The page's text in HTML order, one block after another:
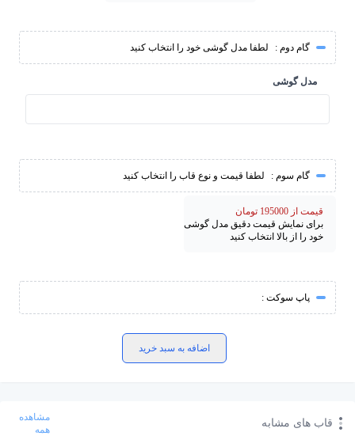
گام دوم : لطفا مدل گوشی خود را انتخاب کنید
مدل گوشی
گام سوم : لطفا قیمت و نوع قاب را انتخاب کنید
قیمت از 195000 تومان
برای نمایش قیمت دقیق مدل گوشی
خود را از بالا انتخاب کنید
پاپ سوکت :
اضافه به سبد خرید
قاب های مشابه
مشاهده
همه